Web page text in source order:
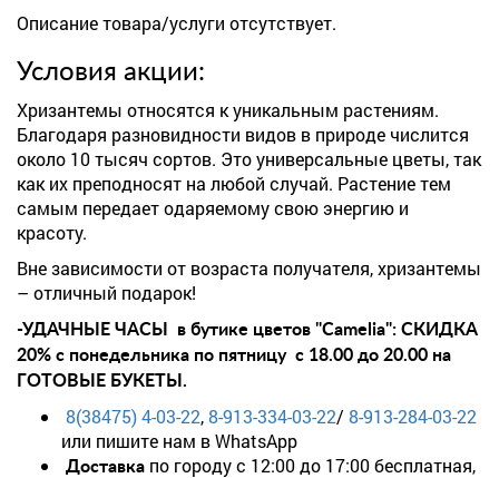
Описание товара/услуги отсутствует.
Условия акции:
Хризантемы относятся к уникальным растениям.
Благодаря разновидности видов в природе числится
около 10 тысяч сортов. Это универсальные цветы, так
как их преподносят на любой случай. Растение тем
самым передает одаряемому свою энергию и
красоту.
Вне зависимости от возраста получателя, хризантемы
– отличный подарок!
-УДАЧНЫЕ ЧАСЫ в бутике цветов "Camelia": СКИДКА
20% с понедельника по пятницу с 18.00 до 20.00 на
ГОТОВЫЕ БУКЕТЫ.
8(38475) 4-03-22,8-913-334-03-22/ 8-913-284-03-22
или пишите нам в WhatsApp
Доставка по городу с 12:00 до 17:00 бесплатная,